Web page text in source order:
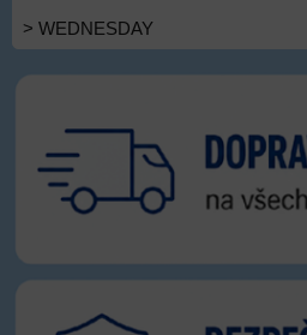
> WEDNESDAY